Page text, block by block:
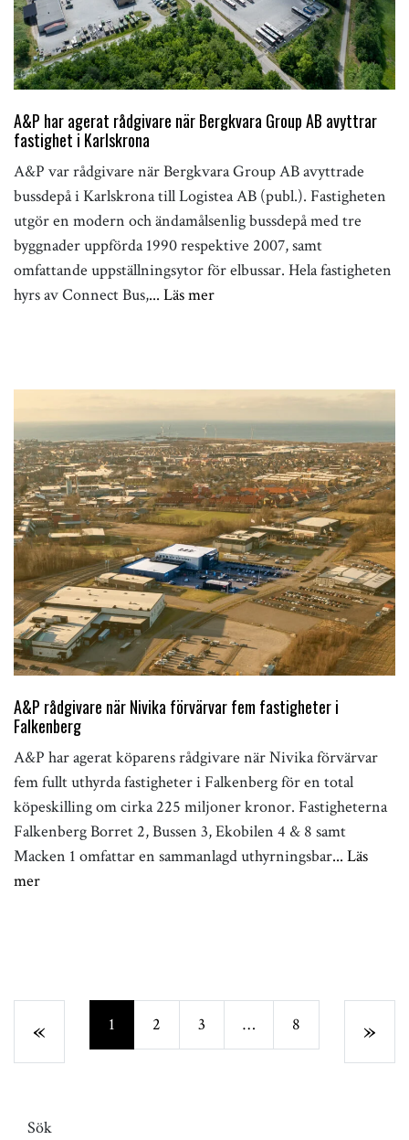
A&P har agerat rådgivare när Bergkvara Group AB avyttrar
fastighet i Karlskrona
A&P var rådgivare när Bergkvara Group AB avyttrade
bussdepå i Karlskrona till Logistea AB (publ.). Fastigheten
utgör en modern och ändamålsenlig bussdepå med tre
byggnader uppförda 1990 respektive 2007, samt
omfattande uppställningsytor för elbussar. Hela fastigheten
hyrs av Connect Bus,... Läs mer
A&P rådgivare när Nivika förvärvar fem fastigheter i
Falkenberg
A&P har agerat köparens rådgivare när Nivika förvärvar
fem fullt uthyrda fastigheter i Falkenberg för en total
köpeskilling om cirka 225 miljoner kronor. Fastigheterna
Falkenberg Borret 2, Bussen 3, Ekobilen 4 & 8 samt
Macken 1 omfattar en sammanlagd uthyrningsbar... Läs
mer
« Previous
1 2 3 … 8 »
Sök